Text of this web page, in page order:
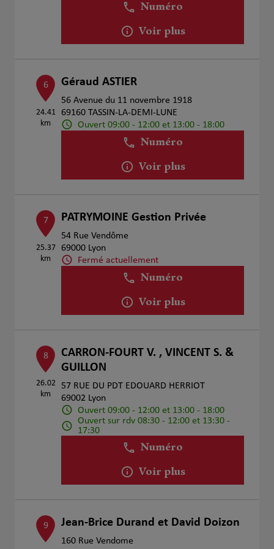
Numéro
Voir plus
6
24.41
km
Géraud ASTIER
56 Avenue du 11 novembre 1918
69160 TASSIN-LA-DEMI-LUNE
Ouvert 09:00 - 12:00 et 13:00 - 18:00
Numéro
Voir plus
7
25.37
km
PATRYMOINE Gestion Privée
54 Rue Vendôme
69000 Lyon
Fermé actuellement
Numéro
Voir plus
8
26.02
km
CARRON-FOURT V. , VINCENT S. &
GUILLON
57 RUE DU PDT EDOUARD HERRIOT
69002 Lyon
Ouvert 09:00 - 12:00 et 13:00 - 18:00
Ouvert sur rdv 08:30 - 12:00 et 13:30 -
17:30
Numéro
Voir plus
9 Jean-Brice Durand et David Doizon
160 Rue Vendome